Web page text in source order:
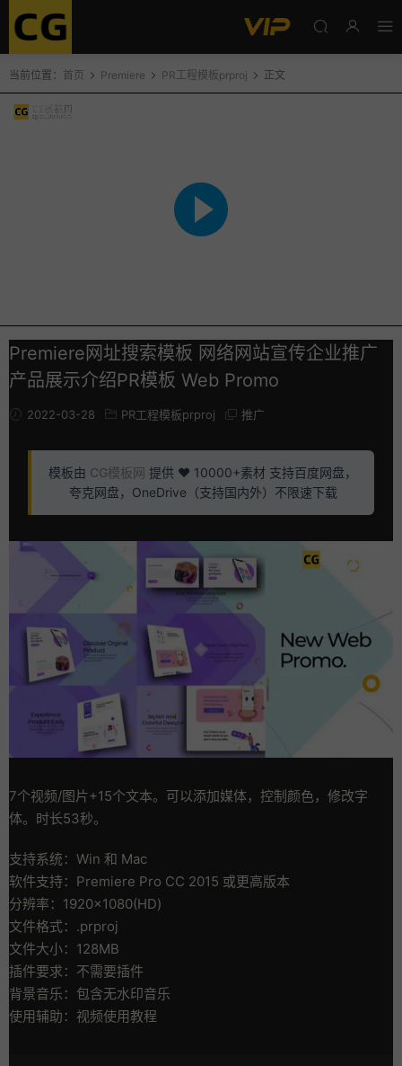
当前位置： 首页 Premiere PR工程模板prproj 正文
Premiere网址搜索模板 网络网站宣传企业推广
产品展示介绍PR模板 Web Promo
2022-03-28 PR工程模板prproj 推广
模板由 CG模板网 提供 ❤️ 10000+素材 支持百度网盘，
夸克网盘，OneDrive（支持国内外）不限速下载
7个视频/图片+15个文本。可以添加媒体，控制颜色，修改字
体。时长53秒。
支持系统：Win 和 Mac
软件支持：Premiere Pro CC 2015 或更高版本
分辨率：1920×1080(HD)
文件格式：.prproj
文件大小：128MB
插件要求：不需要插件
背景音乐：包含无水印音乐
使用辅助：视频使用教程